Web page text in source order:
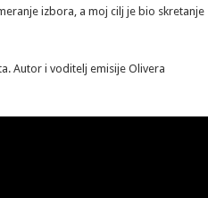
izbora, a moj cilj je bio skretanje
Autor i voditelj emisije Olivera